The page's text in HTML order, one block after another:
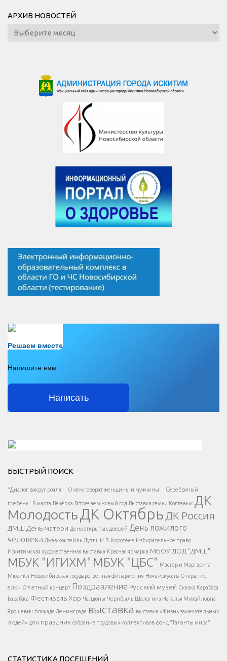
АРХИВ НОВОСТЕЙ
Архив
новостей
Решаем вместе
Напишите нам
Написать
Есть вопрос?
Напишите нам
</span >
Написать
</button >
</div >
</div > </div >
БЫСТРЫЙ ПОИСК
"Диалог вокруг рояля" "О чем говорят женщины и мужчины" "Серебряный
гребень" 8 марта Вечёрка Встречаем новый год Выставка семьи Когтевых ДК
МолодостьДК Октябрь ДК Россия
ДМШ День матери День открытых дверей День пожилого
человека Джаз-коктейль Дуэт+ И.В. Коротеев Избирательное право
Искитимская художественная выставка Красная ярмарка МБОУ ДОД "ДМШ"
МБУК "ИГИХМ" МБУК "ЦБС" Мастер и Маргарита
Мюзикл Новосибирская государственная филармония Ночь искусств Открытие
елки Отчетный концерт Поздравление Русский музей Сказка Карабаса
Барабаса Фестиваль Хор Чалдоны Чернбыль Шалагина Наталья Михайловна
Ярошевич блокада Ленинграда выставка выставка «Жизнь замечательных
людей» дпи праздник собрание трудовых коллективов фонд "Таланты мира"
СТАТИСТИКА ПОСЕЩЕНИЙ